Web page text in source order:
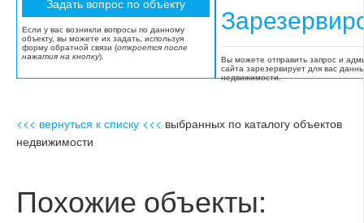
Если у вас возникли вопросы по данному
объекту, вы можете их задать, используя
форму обратной связи (откроется после
нажатия на кнопку).
Вы можете отправить запрос и
сайта зарезервирует для вас
недвижимости.
<<< вернуться к списку <<< выбранных по каталогу объектов
недвижимости
Похожие объекты: